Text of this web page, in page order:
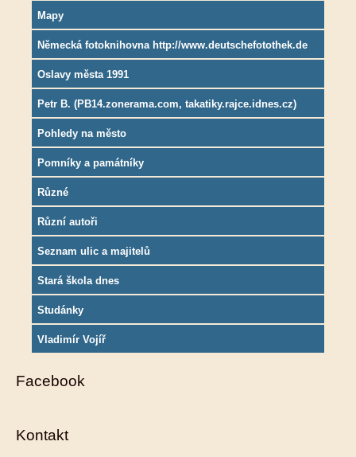
Mapy
Německá fotoknihovna http://www.deutschefotothek.de
Oslavy města 1991
Petr B. (PB14.zonerama.com, takatiky.rajce.idnes.cz)
Pohledy na město
Pomníky a památníky
Různé
Různí autoři
Seznam ulic a majitelů
Stará škola dnes
Studánky
Vladimír Vojíř
Facebook
Kontakt